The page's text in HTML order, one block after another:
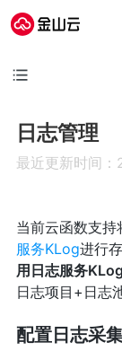
日志管理
最近更新时间
当前云函数支
服务KLog进行
用日志服务KLog
日志项目+日志
配置日志采